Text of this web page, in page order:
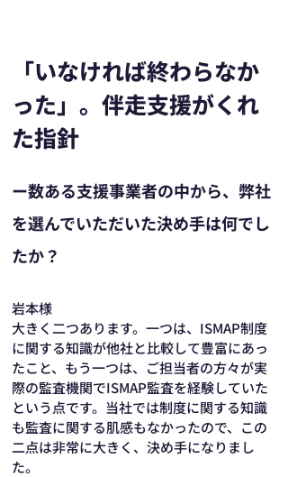
「いなければ終わらなか
った」。伴走支援がくれ
た指針
ー数ある支援事業者の中から、弊社
を選んでいただいた決め手は何でし
たか？
岩本様
大きく二つあります。一つは、ISMAP制度
に関する知識が他社と比較して豊富にあっ
たこと、もう一つは、ご担当者の方々が実
際の監査機関でISMAP監査を経験していた
という点です。当社では制度に関する知識
も監査に関する肌感もなかったので、この
二点は非常に大きく、決め手になりまし
た。